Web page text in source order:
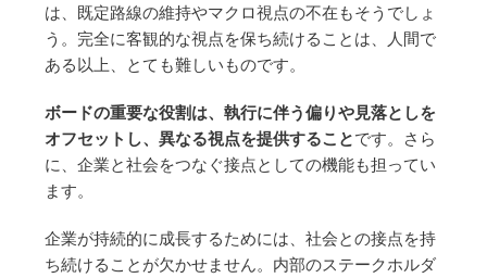
は、既定路線の維持やマクロ視点の不在もそうでしょ
う。完全に客観的な視点を保ち続けることは、人間で
ある以上、とても難しいものです。
ボードの重要な役割は、執行に伴う偏りや見落としを
オフセットし、異なる視点を提供することです。さら
に、企業と社会をつなぐ接点としての機能も担ってい
ます。
企業が持続的に成長するためには、社会との接点を持
ち続けることが欠かせません。内部のステークホルダ